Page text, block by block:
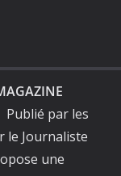
Publié par les
le Journaliste
une